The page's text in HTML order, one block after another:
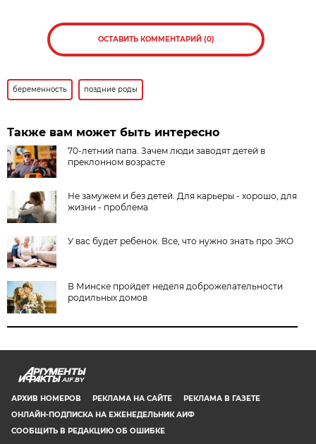
ОСТАВИТЬ КОММЕНТАРИЙ (0)
беременность поздние роды
Также вам может быть интересно
70-летний папа. Зачем люди заводят детей в
преклонном возрасте
Не замужем и без детей. Для карьеры - хорошо, для
жизни - проблема
У вас будет ребенок. Все, что нужно знать про ЭКО
В Минске пройдет неделя доброжелательности
родильных домов
AIF.BY
АРХИВ НОМЕРОВ РЕКЛАМА НА САЙТЕ
РЕКЛАМА В ГАЗЕТЕ
ОНЛАЙН-ПОДПИСКА НА ЕЖЕНЕДЕЛЬНИК АИФ
СООБЩИТЬ В РЕДАКЦИЮ ОБ ОШИБКЕ